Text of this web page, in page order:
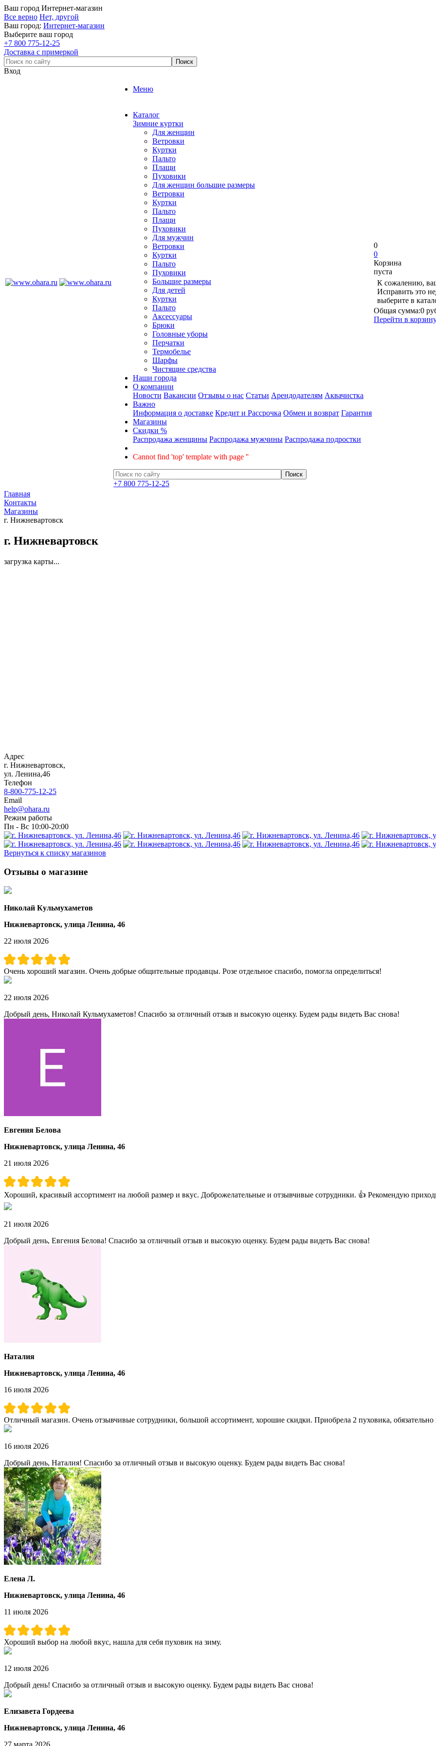
Ваш город Интернет-магазин
Все верно Нет, другой
Ваш город: Интернет-магазин
Выберите ваш город
+7 800 775-12-25
Доставка с примеркой
Вход
Меню
Каталог
Зимние куртки
Для женщин
Ветровки
Куртки
Пальто
Плащи
Пуховики
Для женщин большие размеры
Ветровки
Куртки
Пальто
Плащи
Пуховики
Для мужчин
Ветровки
Куртки
Пальто
Пуховики
Большие размеры
Для детей
Куртки
Пальто
Аксессуары
Брюки
Головные уборы
Перчатки
Термобелье
Шарфы
Чистящие средства
Наши города
О компании
Новости Вакансии Отзывы о нас Статьи Арендодателям Аквачистка
Важно
Информация о доставке Кредит и Рассрочка Обмен и возврат Гарантия
Магазины
Скидки %
Распродажа женщины Распродажа мужчины Распродажа подростки
Cannot find 'top' template with page ''
+7 800 775-12-25
0
0
Корзина
пуста
К сожалению,
Исправить это
выберите в
Общая сумма:0
Перейти в
Главная
Контакты
Магазины
г. Нижневартовск
г. Нижневартовск
загрузка карты...
Адрес
г. Нижневартовск,
ул. Ленина,46
Телефон
8-800-775-12-25
Email
help@ohara.ru
Режим работы
Пн - Вс 10:00-20:00
Вернуться к списку магазинов
Отзывы о магазине
Николай Кульмухаметов
Нижневартовск, улица Ленина, 46
22 июля 2026
Очень хороший магазин. Очень добрые общительные продавцы. Розе отдельное спасибо, помогла определиться!
22 июля 2026
Добрый день, Николай Кульмухаметов! Спасибо за отличный отзыв и высокую оценку. Будем рады видеть Вас снова!
Евгения Белова
Нижневартовск, улица Ленина, 46
21 июля 2026
Хороший, красивый ассортимент на любой размер и вкус. Доброжелательные и отзывчивые сотрудники. 👍 Рекомендую
21 июля 2026
Добрый день, Евгения Белова! Спасибо за отличный отзыв и высокую оценку. Будем рады видеть Вас снова!
Наталия
Нижневартовск, улица Ленина, 46
16 июля 2026
Отличный магазин. Очень отзывчивые сотрудники, большой ассортимент, хорошие скидки. Приобрела 2 пуховика,
16 июля 2026
Добрый день, Наталия! Спасибо за отличный отзыв и высокую оценку. Будем рады видеть Вас снова!
Елена Л.
Нижневартовск, улица Ленина, 46
11 июля 2026
Хороший выбор на любой вкус, нашла для себя пуховик на зиму.
12 июля 2026
Добрый день! Спасибо за отличный отзыв и высокую оценку. Будем рады видеть Вас снова!
Елизавета Гордеева
Нижневартовск, улица Ленина, 46